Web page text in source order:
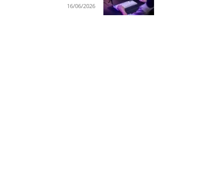
16/06/2026